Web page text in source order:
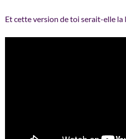
Et cette version de toi serait-elle